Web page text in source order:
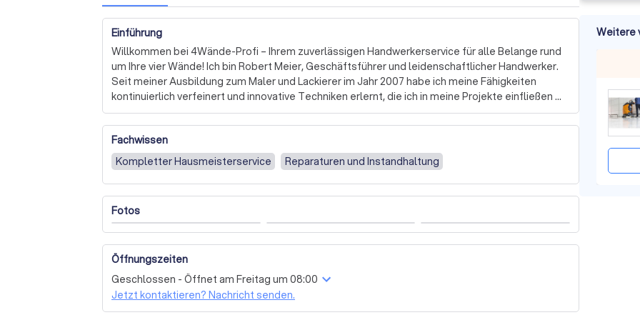
Einführung
Willkommen bei 4Wände-Profi – Ihrem zuverlässigen Handwerkerservice für alle Belange rund
um Ihre vier Wände! Ich bin Robert Meier, Geschäftsführer und leidenschaftlicher Handwerker.
Seit meiner Ausbildung zum Maler und Lackierer im Jahr 2007 habe ich meine Fähigkeiten
kontinuierlich verfeinert und innovative Techniken erlernt, die ich in meine Projekte einfließen
lasse.
Ob Malerarbeiten, Reinigungsdienste oder Außenarbeiten – ich biete Ihnen maßgeschneiderte
Lösungen, die Ihre Erwartungen übertreffen. Mein Ziel ist es, Wohnräume zu schaffen, in denen
Sie sich rundum wohlfühlen. Dabei lege ich großen Wert auf Detailgenauigkeit und die
Verwendung nachhaltiger Materialien.
Mein engagiertes Team und ich stehen Ihnen jederzeit zur Verfügung, um Ihre individuellen
Wünsche zu realisieren. Wir erstellen flexible Reinigungspläne, kümmern uns um die Pflege
Ihrer Immobilie und sorgen dafür, dass alles in neuem Glanz erstrahlt.
Lassen Sie uns gemeinsam Ihre Visionen verwirklichen! Kontaktieren Sie mich noch heute für ein
unverbindliches Angebot und erleben Sie, wie einfach es ist, Ihre Projekte in die Tat
Fachwissen
Kompletter Hausmeisterservice
Reparaturen und Instandhaltung
Fotos
Öffnungszeiten
Geschlossen - Öffnet am Freitag um 08:00
Jetzt kontaktieren? Nachricht senden.
Weitere